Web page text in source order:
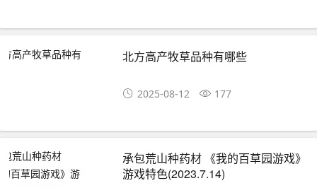
北方高产牧草品种有哪些
2025-08-12 177
承包荒山种药材 《我的百草园游戏》
游戏特色(2023.7.14)